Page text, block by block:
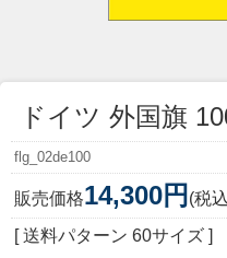
ドイツ 外国旗
flg_02de100
販売価格14,300円 (税
[ 送料パターン 60サイズ ]